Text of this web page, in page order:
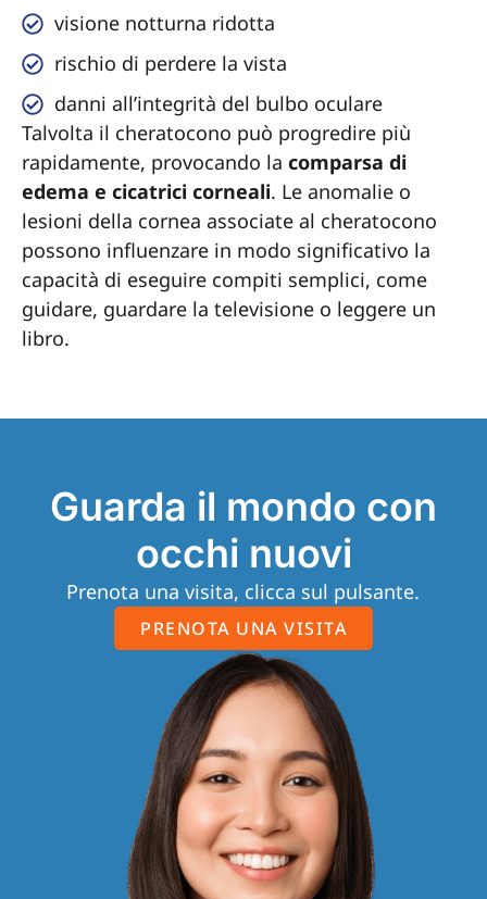
visione notturna ridotta
rischio di perdere la vista
danni all’integrità del bulbo oculare
Talvolta il cheratocono può progredire più
rapidamente, provocando la comparsa di
edema e cicatrici corneali. Le anomalie o
lesioni della cornea associate al cheratocono
possono influenzare in modo significativo la
capacità di eseguire compiti semplici, come
guidare, guardare la televisione o leggere un
libro.
Guarda il mondo con
occhi nuovi
Prenota una visita, clicca sul pulsante.
PRENOTA UNA VISITA